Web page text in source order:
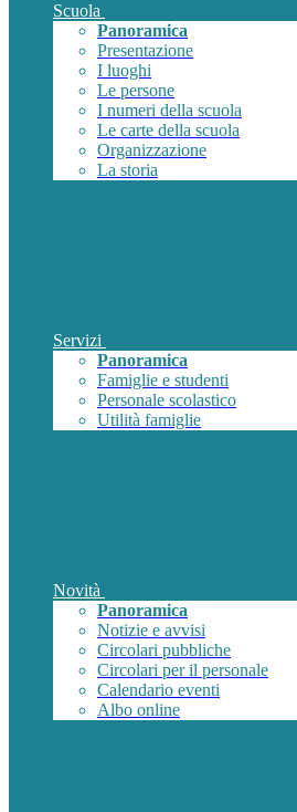
Scuola
Panoramica
Presentazione
I luoghi
Le persone
I numeri della scuola
Le carte della scuola
Organizzazione
La storia
Servizi
Panoramica
Famiglie e studenti
Personale scolastico
Utilità famiglie
Novità
Panoramica
Notizie e avvisi
Circolari pubbliche
Circolari per il personale
Calendario eventi
Albo online